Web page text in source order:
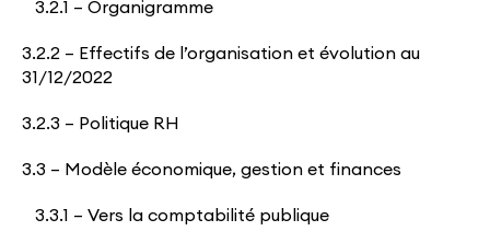
3.2.1 – Organigramme
3.2.2 – Effectifs de l’organisation et évolution au
31/12/2022
3.2.3 – Politique RH
3.3 – Modèle économique, gestion et finances
3.3.1 – Vers la comptabilité publique